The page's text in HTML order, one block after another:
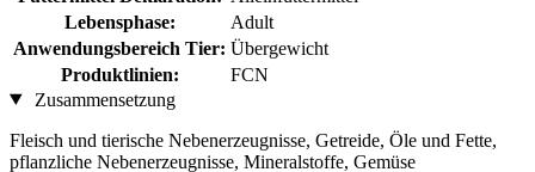
Lebensphase:
Adult
Anwendungsbereich Tier: Übergewicht
Produktlinien:
FCN
Zusammensetzung
Fleisch und tierische Nebenerzeugnisse, Getreide, Öle und Fette,
pflanzliche Nebenerzeugnisse, Mineralstoffe, Gemüse